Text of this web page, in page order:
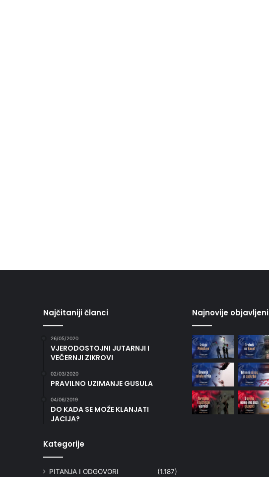
Najčitaniji članci
26/05/2020
VJERODOSTOJNI JUTARNJI I
VEČERNJI ZIKROVI
02/03/2020
PRAVILNO UZIMANJE GUSULA
04/06/2019
DO KADA SE MOŽE KLANJATI
JACIJA?
Kategorije
PITANJA I ODGOVORI (1.187)
Najnovije objavljeni